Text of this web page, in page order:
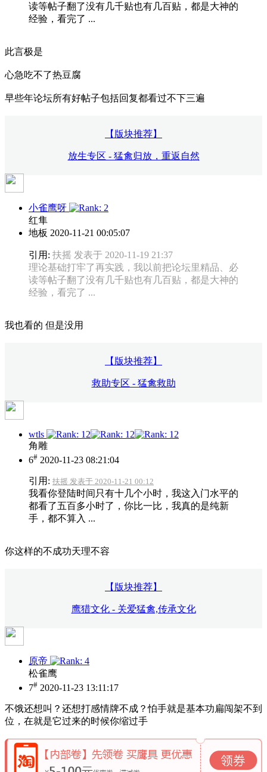
读等帖子翻了没有几千贴也有几百贴，都是大神的
经验，看完了 ...
此言极是
心急吃不了热豆腐
早些年论坛所有好帖子包括回复都看过不下三遍
【版块推荐】
放生专区 - 猛禽归放，重返自然
小雀鹰呀
红隼
地板 2020-11-21 00:05:07
引用: 扶摇 发表于 2020-11-19 21:37
理论基础打牢了再实践，我以前把论坛里精品、必
读等帖子翻了没有几千贴也有几百贴，都是大神的
经验，看完了 ...
我也看的 但是没用
【版块推荐】
救助专区 - 猛禽救助
wtls
角雕
6# 2020-11-23 08:21:04
引用: 扶摇 发表于 2020-11-21 00:12
我看你登陆时间只有十几个小时，我这入门水平的
都看了五百多小时了，你比一比，我真的是纯新
手，都不算入 ...
你这样的不成功天理不容
【版块推荐】
鹰猎文化 - 关爱猛禽,传承文化
原帝
松雀鹰
7# 2020-11-23 13:11:17
不饿还想叫？还想打感情牌不成？怕手就是基本功扁闯架不到
位，在就是它过来的时候你缩过手